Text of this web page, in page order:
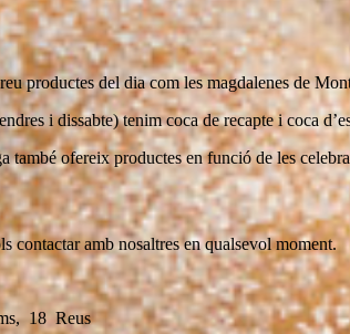
productes del dia com les magdalenes de
i dissabte) tenim coca de recapte i coca
també ofereix productes en funció de les
contactar amb nosaltres en qualsevol moment.
18 Reus